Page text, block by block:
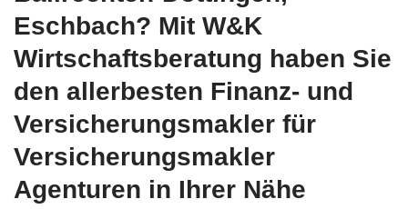
Eschbach? Mit W&K
Wirtschaftsberatung haben Sie
den allerbesten Finanz- und
Versicherungsmakler für
Versicherungsmakler
Agenturen in Ihrer Nähe